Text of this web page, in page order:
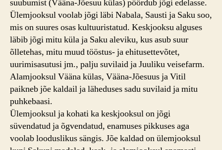
suubumist (Vääna-Jõesuu külas) pöördub jõgi edelasse.
Ülemjooksul voolab jõgi läbi Nabala, Sausti ja Saku soo,
mis on suures osas kultuuristatud. Keskjooksu alguses
läbib jõgi mitu küla ja Saku aleviku, kus asub suur
õlletehas, mitu muud tööstus- ja ehitusettevõtet,
uurimisasutusi jm., palju suvilaid ja Juuliku veisefarm.
Alamjooksul Vääna külas, Vääna-Jõesuus ja Vitil
paikneb jõe kaldail ja läheduses sadu suvilaid ja mitu
puhkebaasi.
Ülemjooksul ja kohati ka keskjooksul on jõgi
süvendatud ja õgvendatud, enamuses pikkuses aga
voolab looduslikus sängis. Jõe kaldad on ülemjooksul